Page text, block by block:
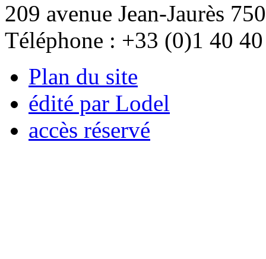
209 avenue Jean-Jaurès
Téléphone : +33 (0)1 40
Plan du site
édité par Lodel
accès réservé